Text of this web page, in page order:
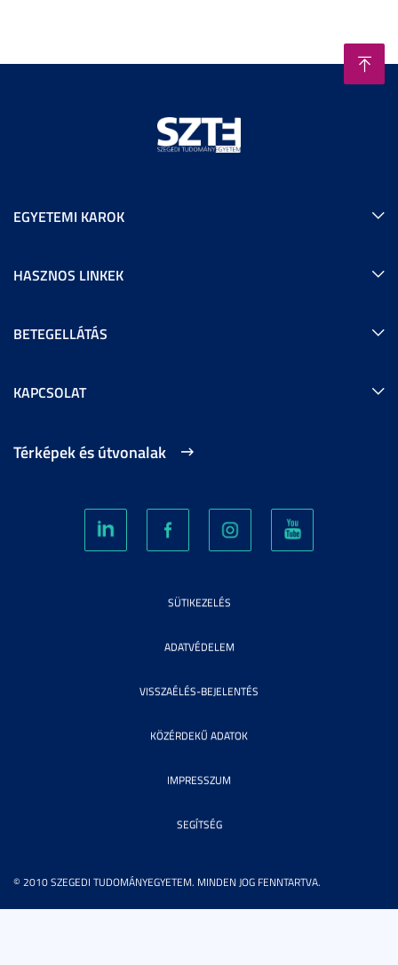
EGYETEMI KAROK
HASZNOS LINKEK
BETEGELLÁTÁS
KAPCSOLAT
Térképek és útvonalak
© 2010 SZEGEDI TUDOMÁNYEGYETEM. MINDEN JOG FENNTARTVA.
SÜTIKEZELÉS
ADATVÉDELEM
VISSZAÉLÉS-BEJELENTÉS
KÖZÉRDEKŰ ADATOK
IMPRESSZUM
SEGÍTSÉG